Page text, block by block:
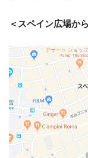
＜スペイン広場か